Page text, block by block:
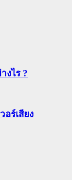
งไร ?
อร์เสียง